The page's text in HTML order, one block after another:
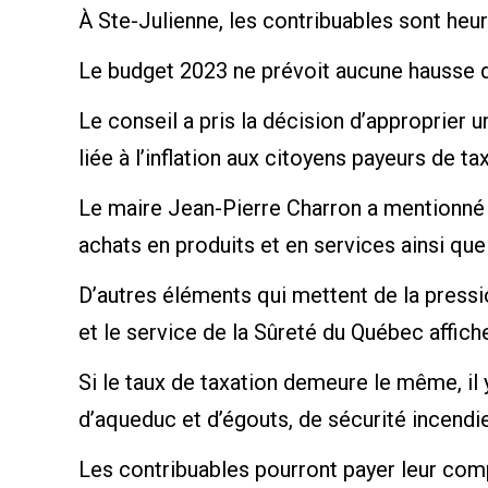
À Ste-Julienne, les contribuables sont
Le budget 2023 ne prévoit aucune hausse
Le conseil a pris la décision d’approprier
liée à l’inflation aux citoyens payeurs de
Le maire Jean-Pierre Charron a
achats en produits et en services ainsi
D’autres éléments qui mettent de la
et le service de la Sûreté du Québec
Si le taux de taxation demeure le même,
d’aqueduc et d’égouts, de sécurité
Les contribuables pourront payer leur